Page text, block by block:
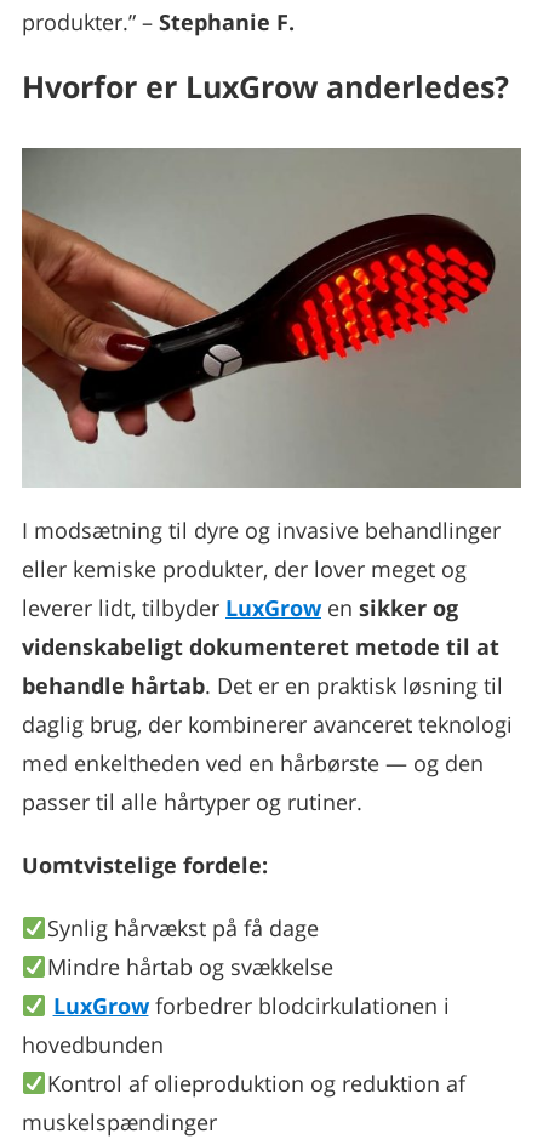
produkter.” – Stephanie F.
Hvorfor er LuxGrow anderledes?
I modsætning til dyre og invasive behandlinger
eller kemiske produkter, der lover meget og
leverer lidt, tilbyder LuxGrowen sikker og
videnskabeligt dokumenteret metode til at
behandle hårtab. Det er en praktisk løsning til
daglig brug, der kombinerer avanceret teknologi
med enkeltheden ved en hårbørste — og den
passer til alle hårtyper og rutiner.
Uomtvistelige fordele:
Synlig hårvækst på få dage
Mindre hårtab og svækkelse
LuxGrowforbedrer blodcirkulationen i
hovedbunden
Kontrol af olieproduktion og reduktion af
muskelspændinger